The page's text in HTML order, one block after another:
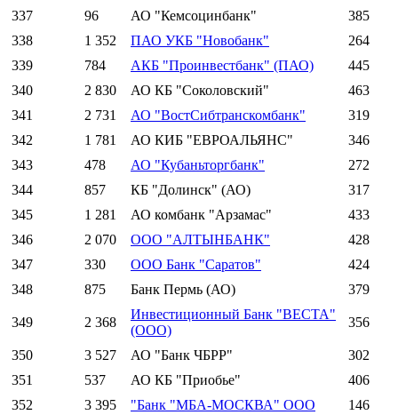
337
96 АО "Кемсоцинбанк"
385
338
1 352 ПАО УКБ "Новобанк"
264
339
784 АКБ "Проинвестбанк" (ПАО)
445
340
2 830 АО КБ "Соколовский"
463
341
2 731 АО "ВостСибтранскомбанк"
319
342
1 781 АО КИБ "ЕВРОАЛЬЯНС"
346
343
478 АО "Кубаньторгбанк"
272
344
857 КБ "Долинск" (АО)
317
345
1 281 АО комбанк "Арзамас"
433
346
2 070 ООО "АЛТЫНБАНК"
428
347
330 ООО Банк "Саратов"
424
348
875 Банк Пермь (АО) 379
349 2 368
Инвестиционный Банк "ВЕСТА"
(ООО)
356
350 3 527 АО "Банк ЧБРР"
302
351
537 АО КБ "Приобье"
406
352
3 395 "Банк "МБА-МОСКВА" ООО 146